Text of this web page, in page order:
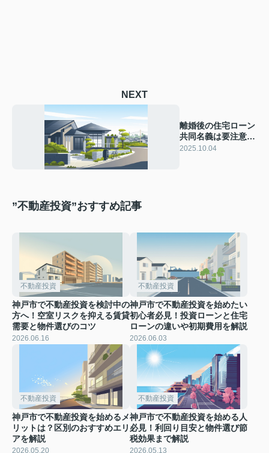
NEXT
離婚後の住宅ローン
共同名義は要注意！
売却やトラブル回避
2025.10.04
”不動産投資”おすすめ記事
不動産投資
神戸市で不動産投資を検討中の
方へ！空室リスクを抑える賃貸
需要と物件選びのコツ
2026.06.16
不動産投資
神戸市で不動産投資を始めたい
初心者必見！投資ローンと住宅
ローンの違いや初期費用を解説
2026.06.03
不動産投資
神戸市で不動産投資を始めるメ
リットは？区別のおすすめエリ
アを解説
2026.05.20
不動産投資
神戸市で不動産投資を始める人
必見！利回り目安と物件選び節
税効果まで解説
2026.05.13